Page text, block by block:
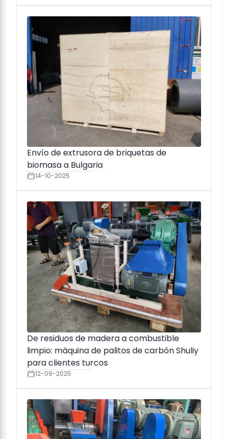
Envío de extrusora de briquetas de
biomasa a Bulgaria
14-10-2025
De residuos de madera a combustible
limpio: máquina de palitos de carbón Shuliy
para clientes turcos
12-09-2025